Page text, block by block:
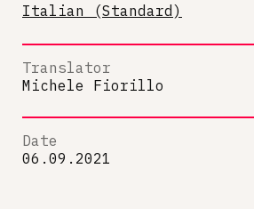
Italian (Standard)
Translator
Michele Fiorillo
Date
06.09.2021